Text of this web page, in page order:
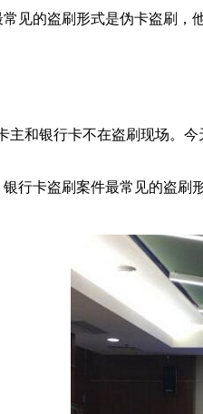
见的盗刷形式是伪卡盗刷
和银行卡不在盗刷现场。今
卡盗刷案件最常见的盗刷